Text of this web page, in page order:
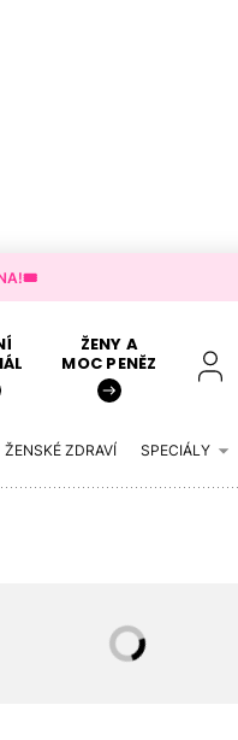
ŽENY A
MOC PENĚZ
ŽENSKÉ ZDRAVÍ SPECIÁLY